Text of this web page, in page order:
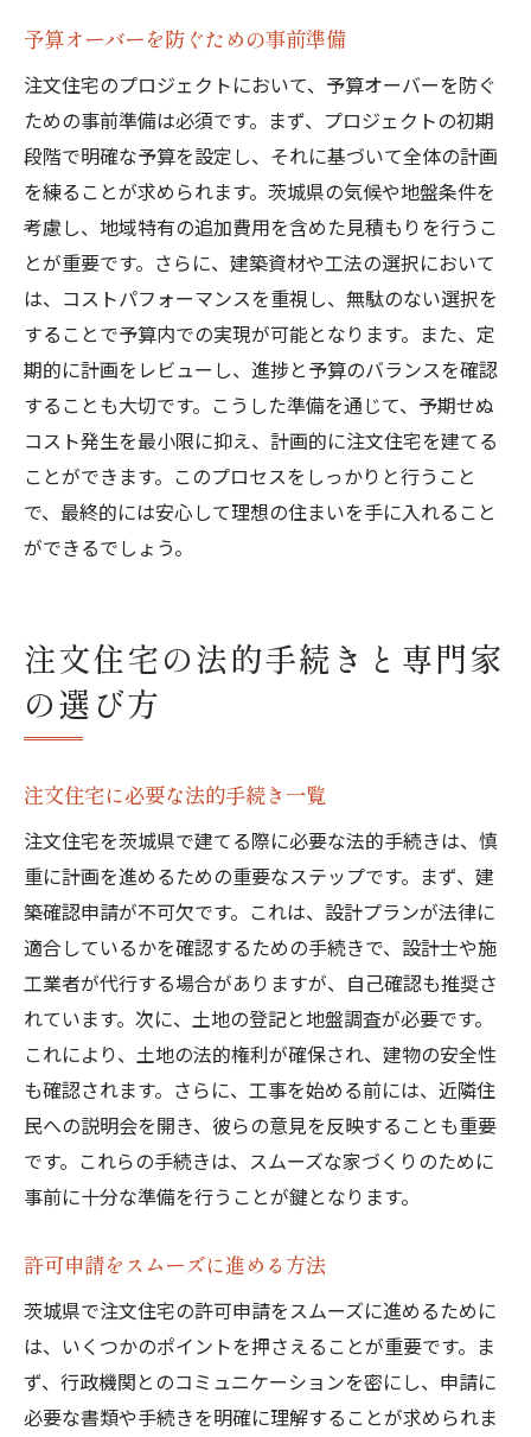
予算オーバーを防ぐための事前準備
注文住宅のプロジェクトにおいて、予算オーバーを防ぐ
ための事前準備は必須です。まず、プロジェクトの初期
段階で明確な予算を設定し、それに基づいて全体の計画
を練ることが求められます。茨城県の気候や地盤条件を
考慮し、地域特有の追加費用を含めた見積もりを行うこ
とが重要です。さらに、建築資材や工法の選択において
は、コストパフォーマンスを重視し、無駄のない選択を
することで予算内での実現が可能となります。また、定
期的に計画をレビューし、進捗と予算のバランスを確認
することも大切です。こうした準備を通じて、予期せぬ
コスト発生を最小限に抑え、計画的に注文住宅を建てる
ことができます。このプロセスをしっかりと行うこと
で、最終的には安心して理想の住まいを手に入れること
ができるでしょう。
注文住宅の法的手続きと専門家
の選び方
注文住宅に必要な法的手続き一覧
注文住宅を茨城県で建てる際に必要な法的手続きは、慎
重に計画を進めるための重要なステップです。まず、建
築確認申請が不可欠です。これは、設計プランが法律に
適合しているかを確認するための手続きで、設計士や施
工業者が代行する場合がありますが、自己確認も推奨さ
れています。次に、土地の登記と地盤調査が必要です。
これにより、土地の法的権利が確保され、建物の安全性
も確認されます。さらに、工事を始める前には、近隣住
民への説明会を開き、彼らの意見を反映することも重要
です。これらの手続きは、スムーズな家づくりのために
事前に十分な準備を行うことが鍵となります。
許可申請をスムーズに進める方法
茨城県で注文住宅の許可申請をスムーズに進めるために
は、いくつかのポイントを押さえることが重要です。ま
ず、行政機関とのコミュニケーションを密にし、申請に
必要な書類や手続きを明確に理解することが求められま